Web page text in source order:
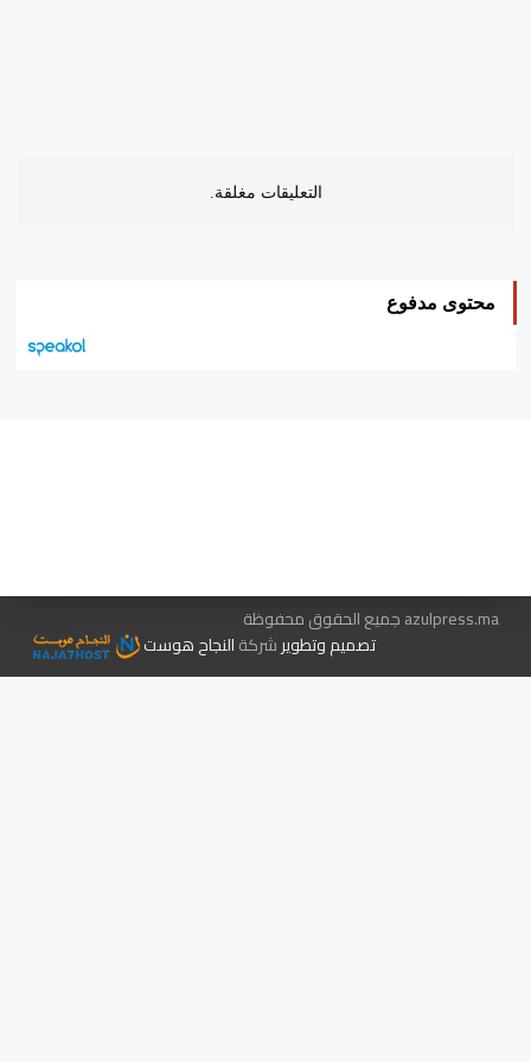
التعليقات مغلقة.
محتوى مدفوع
azulpress.ma جميع الحقوق محفوظة
تصميم وتطويرشركةالنجاح هوست